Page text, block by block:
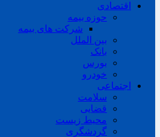
اقتصادی
حوزه بیمه
شرکت های بیمه
بین الملل
بانک
بورس
خودرو
اجتماعی
سلامت
قضایی
محیط زیست
گردشگری